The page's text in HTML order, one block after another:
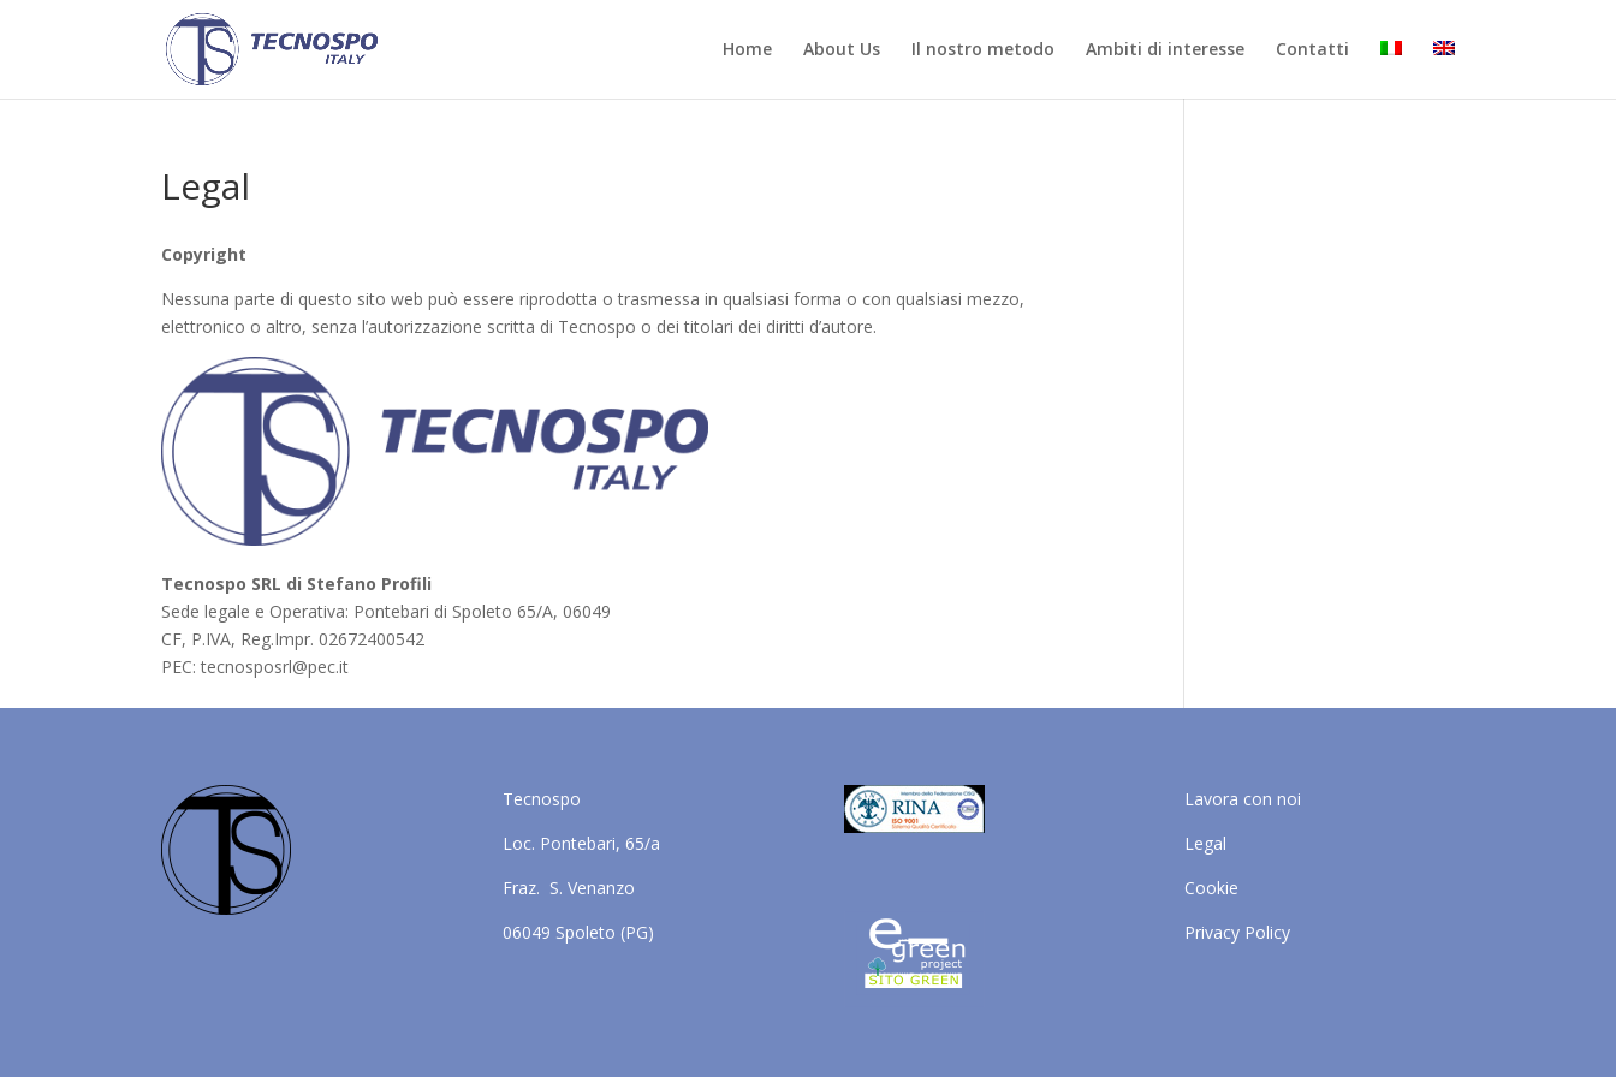
Home About Us Il nostro metodo Ambiti di interesse Contatti
Legal
Copyright
Nessuna parte di questo sito web può essere riprodotta o trasmessa in qualsiasi forma o con qualsiasi mezzo,
elettronico o altro, senza l’autorizzazione scritta di Tecnospo o dei titolari dei diritti d’autore.
Tecnospo SRL di Stefano Profili
Sede legale e Operativa: Pontebari di Spoleto 65/A, 06049
CF, P.IVA, Reg.Impr. 02672400542
PEC: tecnosposrl@pec.it
Tecnospo
Loc. Pontebari, 65/a
Fraz. S. Venanzo
06049 Spoleto (PG)
Lavora con noi
Legal
Cookie
Privacy Policy